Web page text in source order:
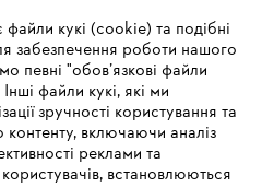
кукі (cookie) та подібні
забезпечення роботи нашого
певні "обов’язкові файли
файли кукі, які ми
зручності користування та
включаючи аналіз
реклами та
встановлюються